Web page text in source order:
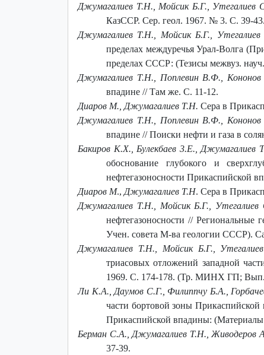
Джумагалиев Т.Н., Мойсик Б.Г., Утегалиев
КазССР. Сер. геол. 1967. № 3. С. 39-43.
Джумагалиев Т.Н., Мойсик Б.Г.,
пределах междуречья Урал-Волга
пределах СССР: (Тезисы межвуз.
Джумагалиев Т.Н., Поплевин В.Ф.,
впадине // Там же. С. 11-12.
Диаров М., Джумагалиев Т.Н. Сера в
Джумагалиев Т.Н., Поплевин В.Ф.,
впадине // Поиски нефти и газа в
Бакиров К.Х., Булекбаев 3.Е., Джумагалиев
обоснование глубокого и
нефтегазоносности
Диаров М., Джумагалиев Т.Н. Сера в
Джумагалиев Т.Н., Мойсик Б.Г., Утегалиев
нефтегазоносности // Региональные
Учен. совета М-ва геологии СССР).
Джумагалиев Т.Н., Мойсик Б.Г.,
триасовых отложений западной
1969. С. 174-178. (Тр. МИНХ ГП;
Ли К.А., Даумов С.Г., Филиппчу Б.А.,
части бортовой зоны Прикаспийской
Прикаспийской впадины:
Берман С.А., Джумагалиев Т.Н., Живодеров
37-39.